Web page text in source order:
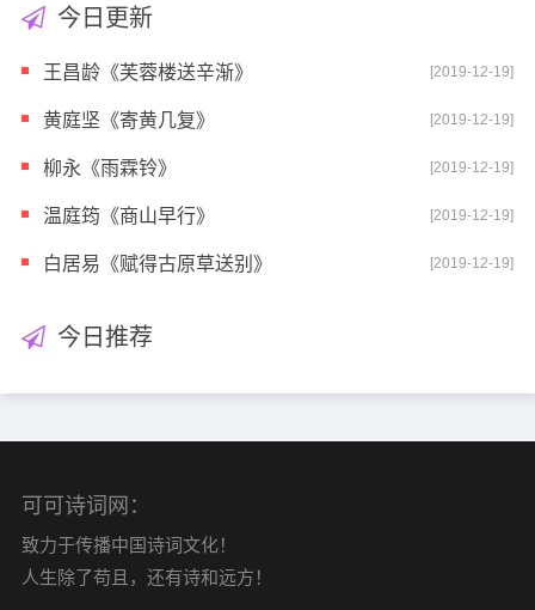
今日更新
王昌龄《芙蓉楼送辛渐》 [2019-12-19]
黄庭坚《寄黄几复》 [2019-12-19]
柳永《雨霖铃》 [2019-12-19]
温庭筠《商山早行》 [2019-12-19]
白居易《赋得古原草送别》 [2019-12-19]
今日推荐
可可诗词网：
致力于传播中国诗词文化！
人生除了苟且，还有诗和远方！